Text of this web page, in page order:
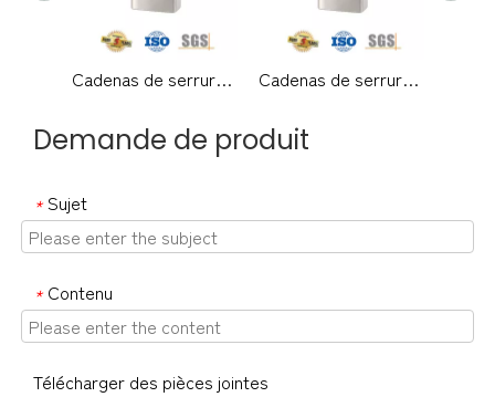
Cadenas de serrure de matériel de meubles d'étiquette imperméable incassable d'acier inoxydable de haute sécurité pour l'entrepôt de bureau-DDPL001-30mm Cadenas de serrure de matériel de meubles d'étiquette imperméable incassable d'acier inoxydable de haute sécurité pour l'entrepôt de bureau-DDPL001-30mm
Demande de produit
* Sujet
* Contenu
Télécharger des pièces jointes